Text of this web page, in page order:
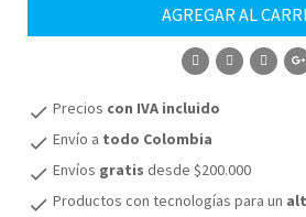
AGREGAR AL
COMPRAR
check Precios con IVA incluido
check Envío a todo Colombia
check Envíos gratis desde $200.000
check Productos con tecnologías para un